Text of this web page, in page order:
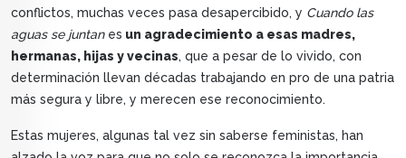
conflictos, muchas veces pasa desapercibido, y Cuando las
aguas se juntanes un agradecimiento a esas madres,
hermanas, hijas y vecinas, que a pesar de lo vivido, con
determinación llevan décadas trabajando en pro de una patria
más segura y libre, y merecen ese reconocimiento.
Estas mujeres, algunas tal vez sin saberse feministas, han